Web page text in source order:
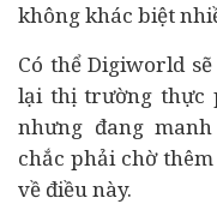
không khác biệt
Có thể Digiworld
lại thị trường thực
nhưng đang
chắc phải chờ
về điều này.